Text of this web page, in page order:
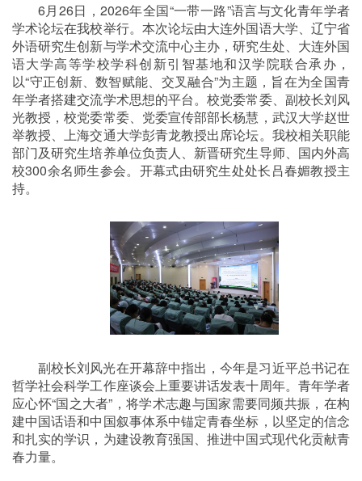
6月26日， 2026年全国“一带一路”语言与文化青年学者
学术论坛在我校举行。本次论坛由大连外国语大学、辽宁省
外语研究生创新与学术交流中心主办，研究生处、大连外国
语大学高等学校学科创新引智基地和汉学院联合承办，
以“守正创新、数智赋能、交叉融合”为主题，旨在为全国青
年学者搭建交流学术思想的平台。校党委常委、副校长刘风
光教授，校党委常委、党委宣传部部长杨慧，武汉大学赵世
举教授、上海交通大学彭青龙教授出席论坛。我校相关职能
部门及研究生培养单位负责人、新晋研究生导师、国内外高
校300余名师生参会。开幕式由研究生处处长吕春媚教授主
持。
副校长刘风光在开幕辞中指出，今年是习近平总书记在
哲学社会科学工作座谈会上重要讲话发表十周年。青年学者
应心怀“国之大者”，将学术志趣与国家需要同频共振，在构
建中国话语和中国叙事体系中锚定青春坐标，以坚定的信念
和扎实的学识，为建设教育强国、推进中国式现代化贡献青
春力量。